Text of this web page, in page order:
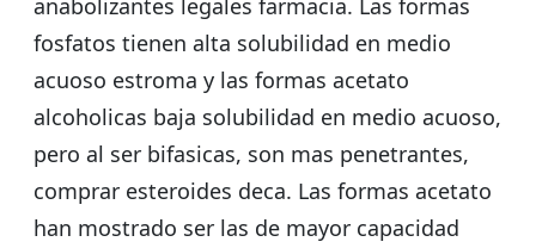
fosfatos tienen alta solubilidad en medio
acuoso estroma y las formas acetato
alcoholicas baja solubilidad en medio acuoso,
pero al ser bifasicas, son mas penetrantes,
comprar esteroides deca. Las formas acetato
han mostrado ser las de mayor capacidad